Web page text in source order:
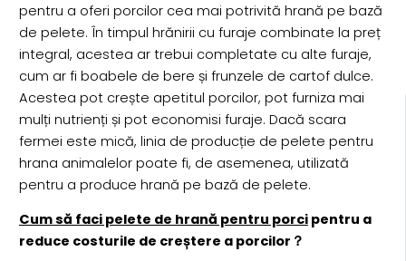
pentru a oferi porcilor cea mai potrivită hrană pe bază
de pelete. În timpul hrănirii cu furaje combinate la preț
integral, acestea ar trebui completate cu alte furaje,
cum ar fi boabele de bere și frunzele de cartof dulce.
Acestea pot crește apetitul porcilor, pot furniza mai
mulți nutrienți și pot economisi furaje. Dacă scara
fermei este mică, linia de producție de pelete pentru
hrana animalelor poate fi, de asemenea, utilizată
pentru a produce hrană pe bază de pelete.
Cum să faci pelete de hrană pentru porcipentru a
reduce costurile de creștere a porcilor？